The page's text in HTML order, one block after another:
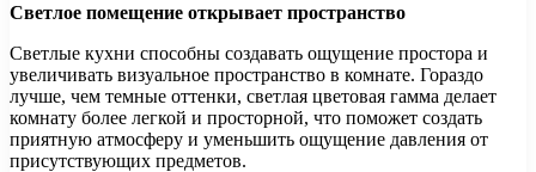
Светлое помещение открывает пространство
Светлые кухни способны создавать ощущение простора и
увеличивать визуальное пространство в комнате. Гораздо
лучше, чем темные оттенки, светлая цветовая гамма делает
комнату более легкой и просторной, что поможет создать
приятную атмосферу и уменьшить ощущение давления от
присутствующих предметов.